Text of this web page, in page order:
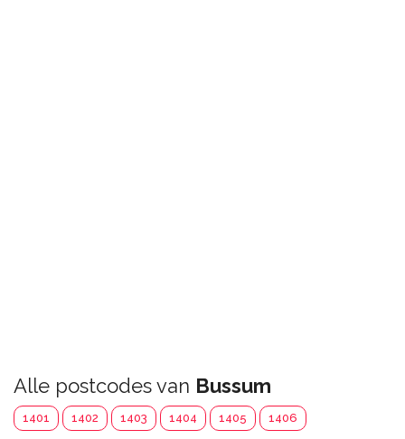
Alle postcodes van Bussum
1401 1402 1403 1404 1405 1406